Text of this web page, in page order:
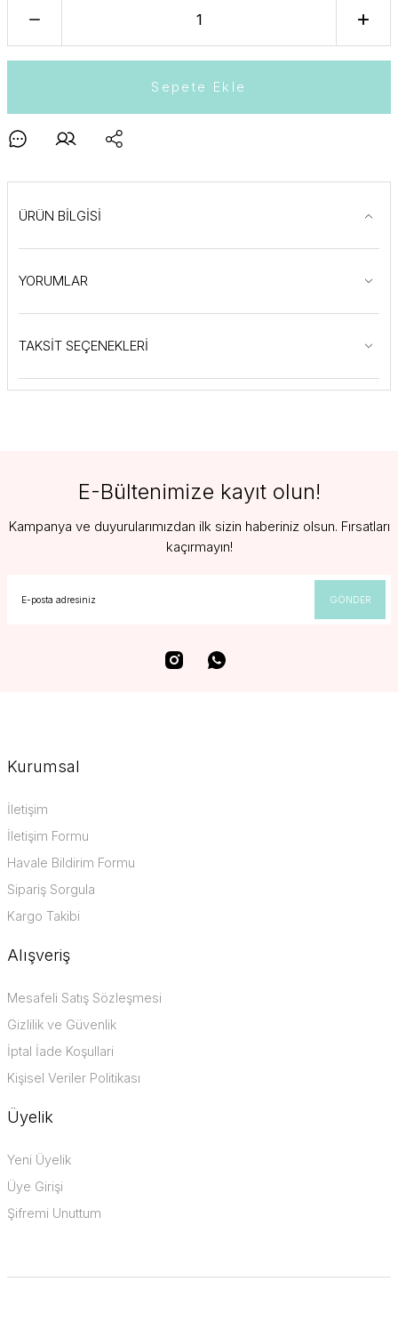
Sepete Ekle
ÜRÜN BİLGİSİ
YORUMLAR
TAKSİT SEÇENEKLERİ
E-Bültenimize kayıt olun!
Kampanya ve duyurularımızdan ilk sizin haberiniz olsun. Fırsatları
kaçırmayın!
GÖNDER
Kurumsal
İletişim
İletişim Formu
Havale Bildirim Formu
Sipariş Sorgula
Kargo Takibi
Alışveriş
Mesafeli Satış Sözleşmesi
Gizlilik ve Güvenlik
İptal İade Koşullari
Kişisel Veriler Politikası
Üyelik
Yeni Üyelik
Üye Girişi
Şifremi Unuttum